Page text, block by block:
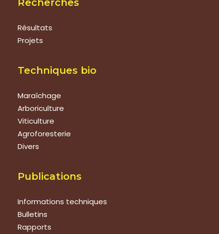
Recherches
Résultats
Projets
Techniques bio
Maraîchage
Arboriculture
Viticulture
Agroforesterie
Divers
Publications
Informations techniques
Bulletins
Rapports